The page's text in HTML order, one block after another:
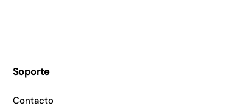
Soporte
Contacto